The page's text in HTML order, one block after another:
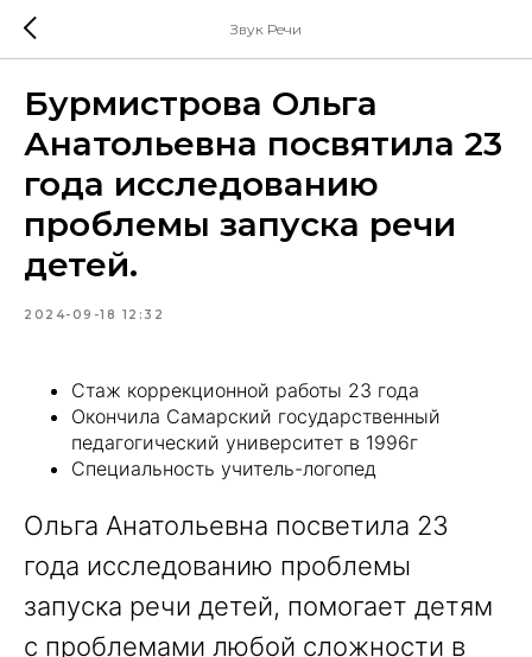
Звук Речи
Бурмистрова Ольга
Анатольевна посвятила 23
года исследованию
проблемы запуска речи
детей.
2024-09-18 12:32
Стаж коррекционной работы 23 года
Окончила Самарский государственный
педагогический университет в 1996г
Специальность учитель-логопед
Ольга Анатольевна посветила 23
года исследованию проблемы
запуска речи детей, помогает детям
с проблемами любой сложности в